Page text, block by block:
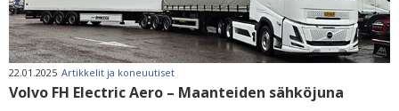
22.01.2025 Artikkelit ja koneuutiset
Volvo FH Electric Aero – Maanteiden sähköjuna